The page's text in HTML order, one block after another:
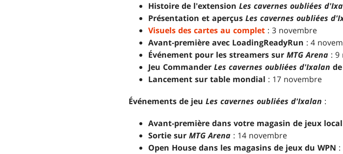
Histoire de l'extension Les cavernes oubliées
Présentation et aperçus Les cavernes oubliées
Visuels des cartes au complet : 3 novembre
Avant-première avec LoadingReadyRun : 4
Événement pour les streamers sur MTG Arena : 9
Jeu Commander Les cavernes oubliées d'Ixalan
Lancement sur table mondial : 17 novembre
Événements de jeu Les cavernes oubliées d'Ixalan :
Avant-première dans votre magasin de jeux local
Sortie sur MTG Arena : 14 novembre
Open House dans les magasins de jeux du WPN